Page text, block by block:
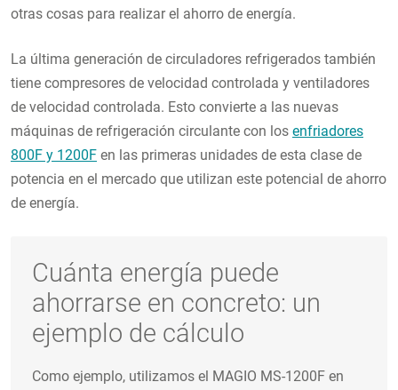
otras cosas para realizar el ahorro de energía.
La última generación de circuladores refrigerados también
tiene compresores de velocidad controlada y ventiladores
de velocidad controlada. Esto convierte a las nuevas
máquinas de refrigeración circulante con los enfriadores
800F y 1200F en las primeras unidades de esta clase de
potencia en el mercado que utilizan este potencial de ahorro
de energía.
Cuánta energía puede
ahorrarse en concreto: un
ejemplo de cálculo
Como ejemplo, utilizamos el MAGIO MS-1200F en